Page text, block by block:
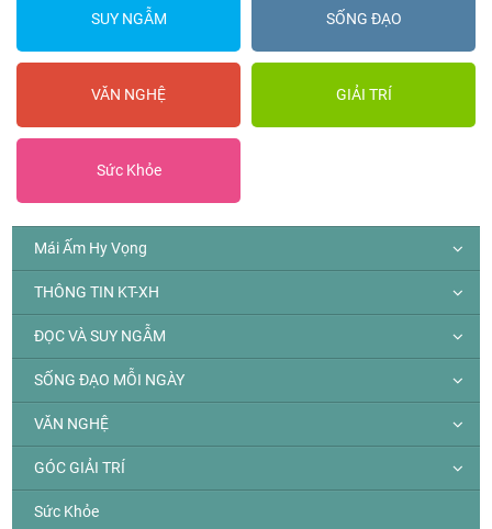
SUY NGẪM SỐNG ĐẠO
VĂN NGHỆ GIẢI TRÍ
Sức Khỏe
Mái Ấm Hy Vọng
THÔNG TIN KT-XH
ĐỌC VÀ SUY NGẪM
SỐNG ĐẠO MỖI NGÀY
VĂN NGHỆ
GÓC GIẢI TRÍ
Sức Khỏe